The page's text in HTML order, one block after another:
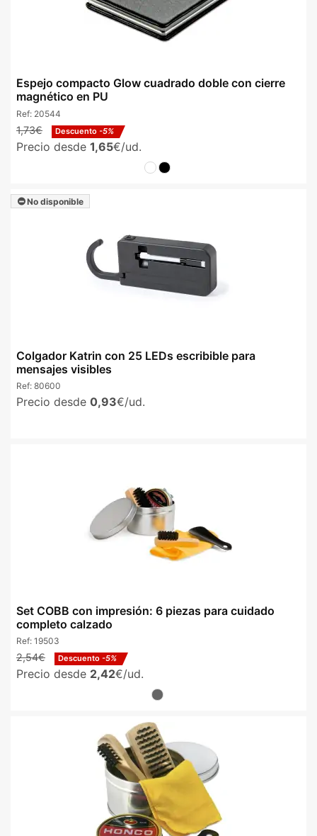
Espejo compacto Glow cuadrado doble con cierre
magnético en PU
Ref: 20544
1,73€ Descuento -5%
Precio desde 1,65€/ud.
No disponible
Colgador Katrin con 25 LEDs escribible para
mensajes visibles
Ref: 80600
Precio desde 0,93€/ud.
Set COBB con impresión: 6 piezas para cuidado
completo calzado
Ref: 19503
2,54€ Descuento -5%
Precio desde 2,42€/ud.